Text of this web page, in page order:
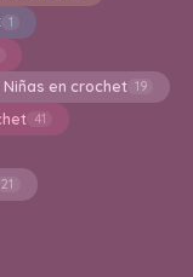
1
en crochet 19
41
21